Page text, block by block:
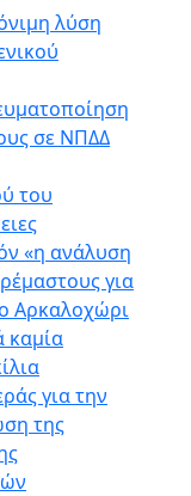
λύση
σε ΝΠΔΔ
του
«η ανάλυση
για
Αρκαλοχώρι
καμία
για την
της